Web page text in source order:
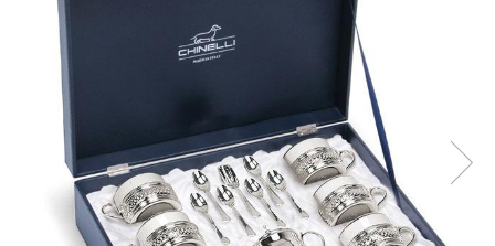
Bijuterii Mirese
Selectii
Reduceri
Cele mai noi
Cele mai vandute
Cele mai votate
Cu video